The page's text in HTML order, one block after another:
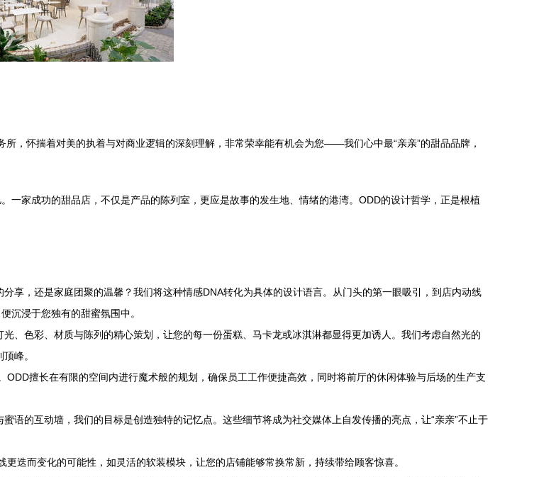
，怀揣着对美的执着与对商业逻辑的深刻理解，非常荣幸能有机会为您——我们心中最“亲亲”的甜品品牌，
一家成功的甜品店，不仅是产品的陈列室，更应是故事的发生地、情绪的港湾。ODD的设计哲学，正是根植
享，还是家庭团聚的温馨？我们将这种情感DNA转化为具体的设计语言。从门头的第一眼吸引，到店内动线
沉浸于您独有的甜蜜氛围中。
、色彩、材质与陈列的精心策划，让您的每一份蛋糕、马卡龙或冰淇淋都显得更加诱人。我们考虑自然光的
峰。
擅长在有限的空间内进行魔术般的规划，确保员工工作便捷高效，同时将前厅的休闲体验与后场的生产支
语的互动墙，我们的目标是创造独特的记忆点。这些细节将成为社交媒体上自发传播的亮点，让“亲亲”不止于
迭而变化的可能性，如灵活的软装模块，让您的店铺能够常换常新，持续带给顾客惊喜。